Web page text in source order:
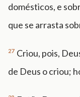
domésticos, e
que se arrasta
27 Criou, pois,
de Deus o criou;